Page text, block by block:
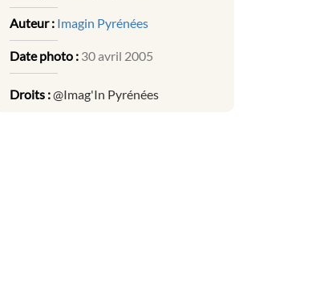
Auteur : Imagin Pyrénées
Date photo : 30 avril 2005
Droits :@Imag'In Pyrénées